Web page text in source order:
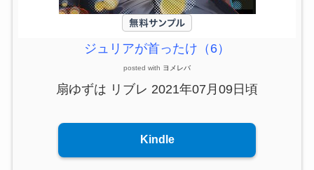
ジュリアが首ったけ（6）
posted with ヨメレバ
扇ゆずは リブレ 2021年07月09日頃
Kindle